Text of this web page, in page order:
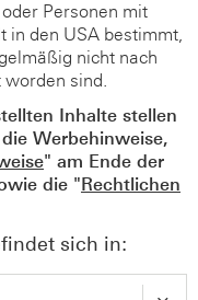
Personen mit
in den USA bestimmt,
nicht nach
sind.
Inhalte stellen
Werbehinweise,
" am Ende der
die "Rechtlichen
sich in: